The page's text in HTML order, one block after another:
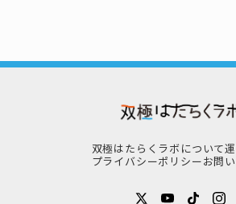
双極はたらくラボについて
プライバシーポリシーお問